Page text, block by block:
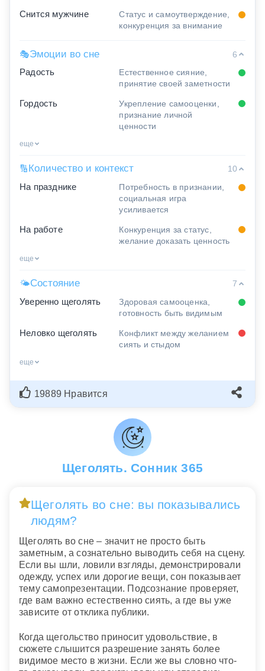
Снится мужчине
Статус и самоутверждение,
конкуренция за внимание
🎭Эмоции во сне
6
Радость
Естественное сияние,
принятие своей заметности
Гордость
Укрепление самооценки,
признание личной
ценности
еще
🔢 Количество и контекст
10
На празднике
Потребность в признании,
социальная игра
усиливается
На работе
Конкуренция за статус,
желание доказать ценность
еще
🌤Состояние
7
Уверенно щеголять
Здоровая самооценка,
готовность быть видимым
Неловко щеголять
Конфликт между желанием
сиять и стыдом
еще
19889 Нравится
Щеголять. Сонник 365
Щеголять во сне: вы показывались
людям?
Щеголять во сне – значит не просто быть
заметным, а сознательно выводить себя на сцену.
Если вы шли, ловили взгляды, демонстрировали
одежду, успех или дорогие вещи, сон показывает
тему самопрезентации. Подсознание проверяет,
где вам важно естественно сиять, а где вы уже
зависите от отклика публики.
Когда щегольство приносит удовольствие, в
сюжете слышится разрешение занять более
видимое место в жизни. Если же вы словно что-